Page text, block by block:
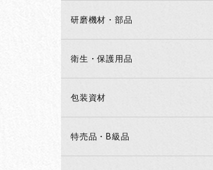
研磨機材・部品
衛生・保護用品
包装資材
特売品・B級品